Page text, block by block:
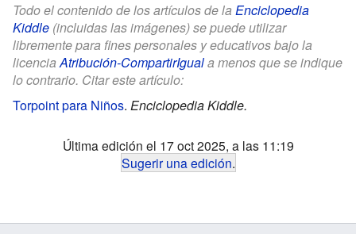
Todo el contenido de los artículos de la Enciclopedia
Kiddle (incluidas las imágenes) se puede utilizar
libremente para fines personales y educativos bajo la
licenciaAtribución-CompartirIguala menos que se indique
lo contrario. Citar este artículo:
Torpoint para Niños. Enciclopedia Kiddle.
Última edición el 17 oct 2025, a las 11:19
Sugerir una edición.